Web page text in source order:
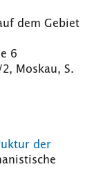
dem Gebiet
6
Moskau, S.
der